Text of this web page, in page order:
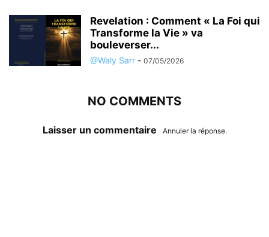
Revelation : Comment « La Foi qui
Transforme la Vie » va
bouleverser...
@Waly Sarr - 07/05/2026
NO COMMENTS
Laisser un commentaire Annuler la réponse.